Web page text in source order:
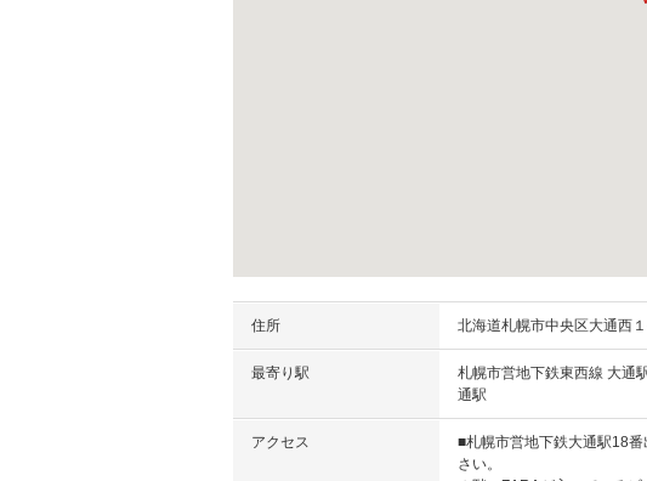
住所 北海道札幌市中央区大通西
最寄り駅
札幌市営地下鉄東西線 大通
通駅
アクセス
■札幌市営地下鉄大通駅18
さい。